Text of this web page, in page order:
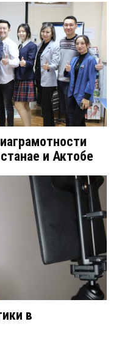
и Актобе
в